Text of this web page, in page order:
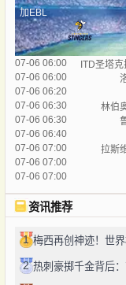
加EBL
07-06 06:00 ITD圣塔
07-06 06:00
07-06 06:20
07-06 06:30
林伯
07-06 06:30
07-06 06:40
07-06 07:00
拉斯
07-06 07:00
07-06 07:00
资讯推荐
1 梅西再创神迹！世
2 热刺豪掷千金背后